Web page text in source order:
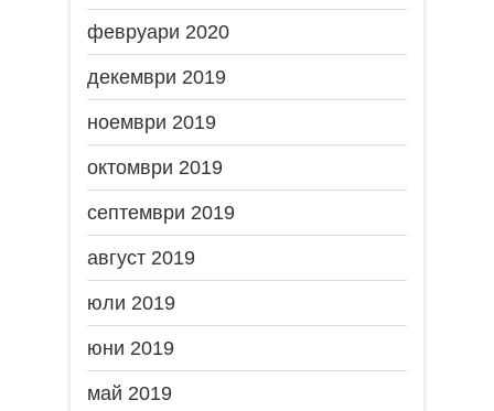
февруари 2020
декември 2019
ноември 2019
октомври 2019
септември 2019
август 2019
юли 2019
юни 2019
май 2019